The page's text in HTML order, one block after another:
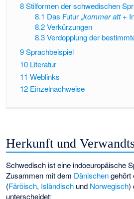
8Stilformen der schwedischen
8.1 Das Futur „kommer att+
8.2 Verkürzungen
8.3 Verdopplung der
9Sprachbeispiel
10 Literatur
11 Weblinks
12 Einzelnachweise
Herkunft und
Schwedisch ist eine indoeuropäische
Zusammen mit dem Dänischengehört
(Färöisch, Isländisch und Norwegisch)
unterscheidet: